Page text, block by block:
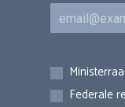
E-mail
Inschrijvingen
Federale